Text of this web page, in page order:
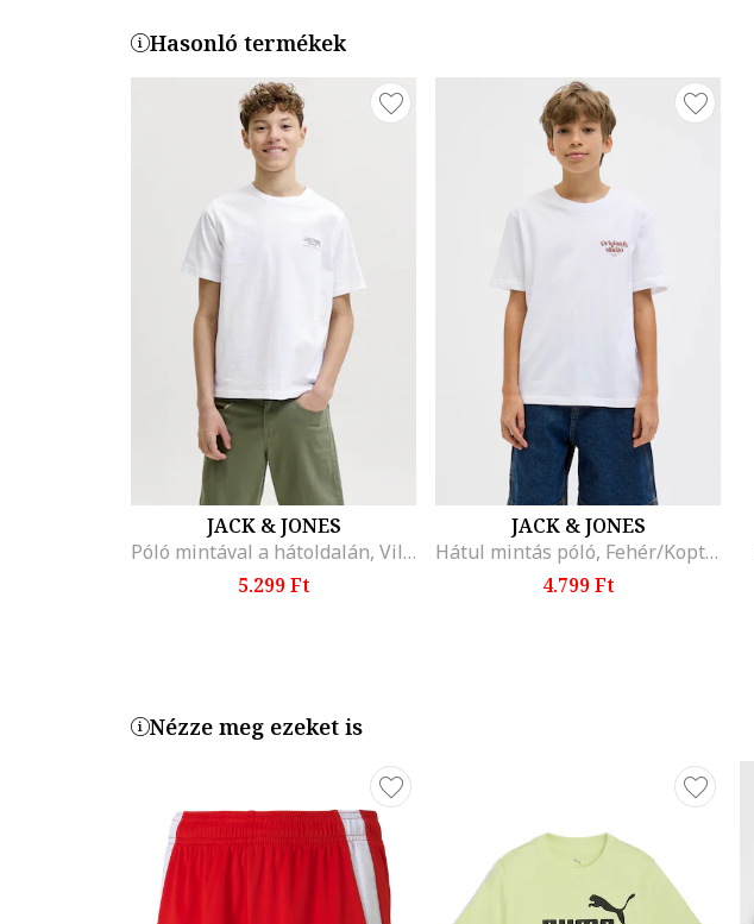
Hasonló termékek
JACK & JONES
Póló mintával a hátoldalán, Világosszürke/Törtfehér
5.299 Ft
JACK & JONES
Hátul mintás póló, Fehér/Koptatott piros
4.799 Ft
Nézze meg ezeket is